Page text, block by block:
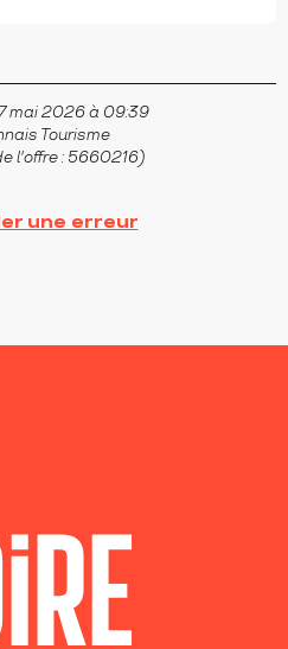
mai 2026 à 09:39
Tourisme
l'offre : 5660216)
une erreur